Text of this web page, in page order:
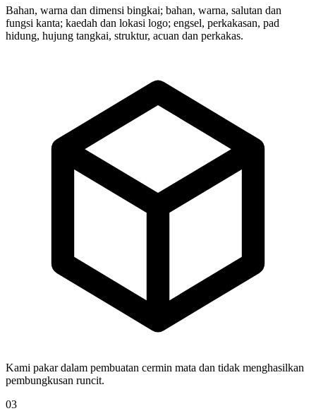
Bahan, warna dan dimensi bingkai; bahan, warna, salutan dan
fungsi kanta; kaedah dan lokasi logo; engsel, perkakasan, pad
hidung, hujung tangkai, struktur, acuan dan perkakas.
Kami pakar dalam pembuatan cermin mata dan tidak menghasilkan
pembungkusan runcit.
03